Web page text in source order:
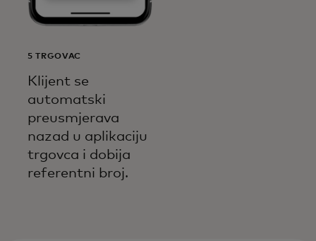
5 TRGOVAC
Klijent se
automatski
preusmjerava
nazad u aplikaciju
trgovca i dobija
referentni broj.